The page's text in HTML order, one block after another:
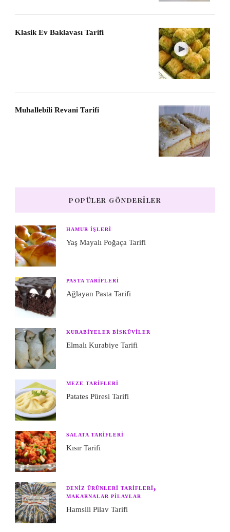
Klasik Ev Baklavası Tarifi
Muhallebili Revani Tarifi
POPÜLER GÖNDERILER
HAMUR IŞLERI
Yaş Mayalı Poğaça Tarifi
PASTA TARIFLERI
Ağlayan Pasta Tarifi
KURABIYELER BISKÜVILER
Elmalı Kurabiye Tarifi
MEZE TARIFLERI
Patates Püresi Tarifi
SALATA TARIFLERI
Kısır Tarifi
DENIZ ÜRÜNLERI TARIFLERI
MAKARNALAR PILAVLAR
Hamsili Pilav Tarifi